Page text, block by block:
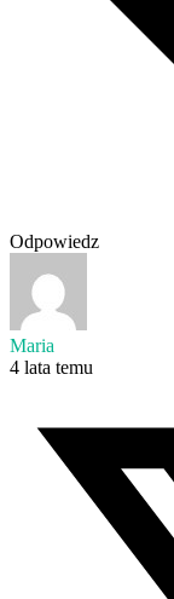
Odpowiedz
Maria
4 lata temu